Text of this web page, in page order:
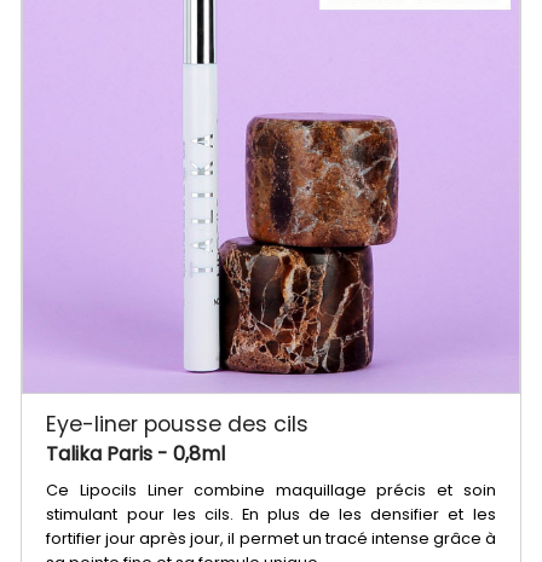
Eye-liner pousse des cils
Talika Paris - 0,8ml
Ce Lipocils Liner combine maquillage précis et soin
stimulant pour les cils. En plus de les densifier et les
fortifier jour après jour, il permet un tracé intense grâce à